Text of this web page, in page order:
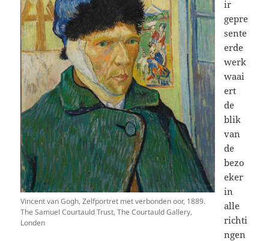
Vincent van Gogh, Zelfportret met verbonden oor, 1889.
The Samuel Courtauld Trust, The Courtauld Gallery,
Londen
ir
gepre
sente
erde
werk
waai
ert
de
blik
van
de
bezo
eker
in
alle
richti
ngen